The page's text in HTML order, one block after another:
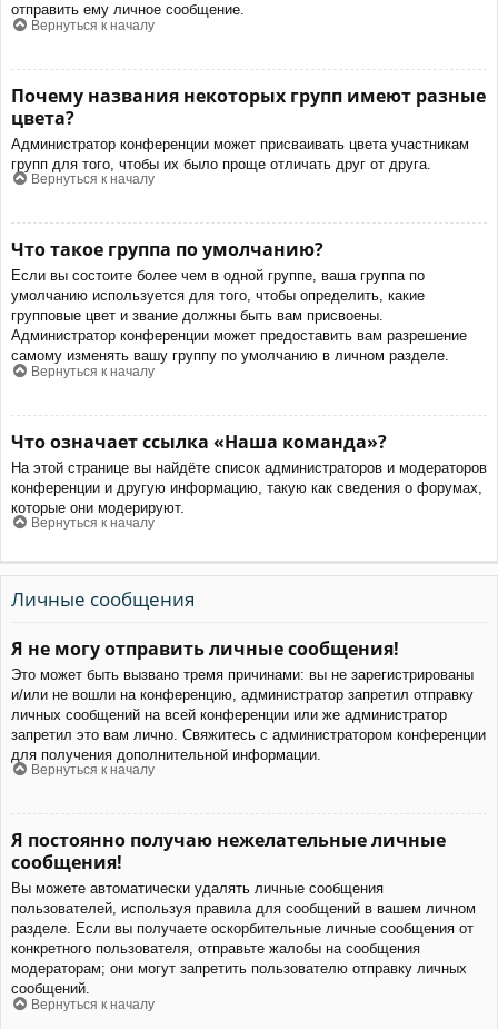
отправить ему личное сообщение.
Вернуться к началу
Почему названия некоторых групп имеют разные
цвета?
Администратор конференции может присваивать цвета участникам
групп для того, чтобы их было проще отличать друг от друга.
Вернуться к началу
Что такое группа по умолчанию?
Если вы состоите более чем в одной группе, ваша группа по
умолчанию используется для того, чтобы определить, какие
групповые цвет и звание должны быть вам присвоены.
Администратор конференции может предоставить вам разрешение
самому изменять вашу группу по умолчанию в личном разделе.
Вернуться к началу
Что означает ссылка «Наша команда»?
На этой странице вы найдёте список администраторов и модераторов
конференции и другую информацию, такую как сведения о форумах,
которые они модерируют.
Вернуться к началу
Личные сообщения
Я не могу отправить личные сообщения!
Это может быть вызвано тремя причинами: вы не зарегистрированы
и/или не вошли на конференцию, администратор запретил отправку
личных сообщений на всей конференции или же администратор
запретил это вам лично. Свяжитесь с администратором конференции
для получения дополнительной информации.
Вернуться к началу
Я постоянно получаю нежелательные личные
сообщения!
Вы можете автоматически удалять личные сообщения
пользователей, используя правила для сообщений в вашем личном
разделе. Если вы получаете оскорбительные личные сообщения от
конкретного пользователя, отправьте жалобы на сообщения
модераторам; они могут запретить пользователю отправку личных
сообщений.
Вернуться к началу